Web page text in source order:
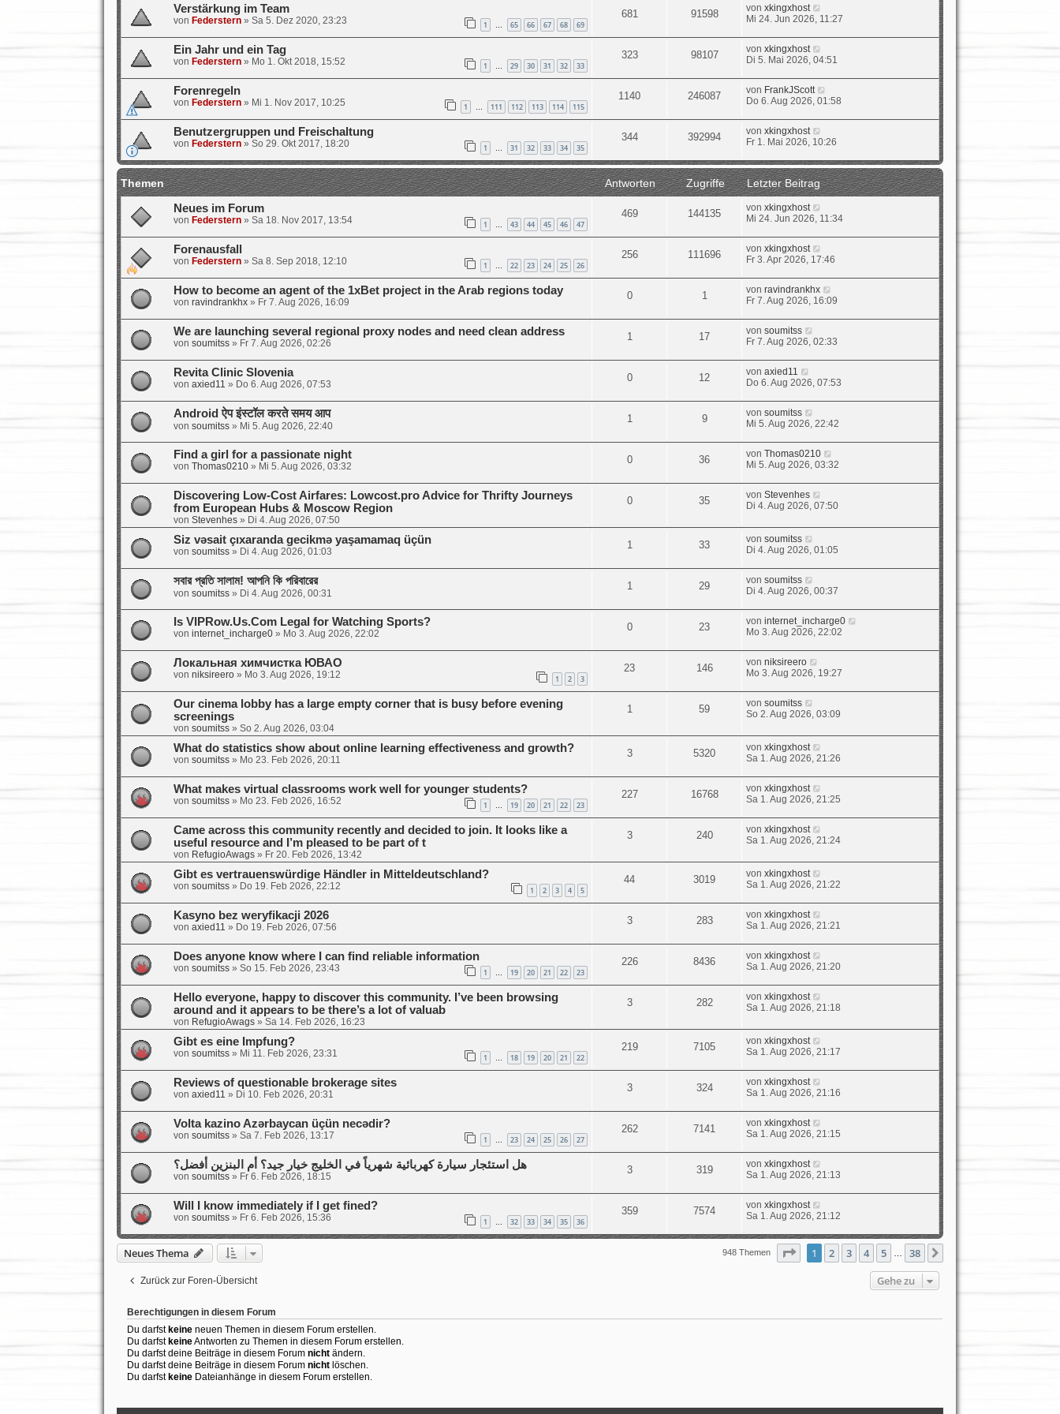
Verstärkung im Team
von Federstern» Sa 5. Dez 2020, 23:23 1 … 65 66 67 68 69
681 91598 vonxkingxhost
Mi 24. Jun 2026, 11:27
Ein Jahr und ein Tag
von Federstern» Mo 1. Okt 2018, 15:52 1 … 29 30 31 32 33
323 98107 vonxkingxhost
Di 5. Mai 2026, 04:51
Forenregeln
von Federstern» Mi 1. Nov 2017, 10:25 1 … 111 112 113 114 115
1140 246087 von FrankJScott
Do 6. Aug 2026, 01:58
Benutzergruppen und Freischaltung
von Federstern» So 29. Okt 2017, 18:20 1 … 31 32 33 34 35
344 392994 vonxkingxhost
Fr 1. Mai 2026, 10:26
Themen Antworten Zugriffe
Letzter Beitrag
Neues im Forum
von Federstern» Sa 18. Nov 2017, 13:54 1 … 43 44 45 46 47
469 144135 vonxkingxhost
Mi 24. Jun 2026, 11:34
Forenausfall
von Federstern» Sa 8. Sep 2018, 12:10 1 … 22 23 24 25 26
256 111696 vonxkingxhost
Fr 3. Apr 2026, 17:46
How to become an agent of the 1xBet project in the Arab regions today
von ravindrankhx» Fr 7. Aug 2026, 16:09
0 1 vonravindrankhx
Fr 7. Aug 2026, 16:09
We are launching several regional proxy nodes and need clean address
von soumitss» Fr 7. Aug 2026, 02:26
1 17 vonsoumitss
Fr 7. Aug 2026, 02:33
Revita Clinic Slovenia
von axied11 » Do 6. Aug 2026, 07:53
0 12 vonaxied11
Do 6. Aug 2026, 07:53
Android ऐप इंस्टॉल करते समय आप
von soumitss» Mi 5. Aug 2026, 22:40
1 9 vonsoumitss
Mi 5. Aug 2026, 22:42
Find a girl for a passionate night
von Thomas0210» Mi 5. Aug 2026, 03:32
0 36 vonThomas0210
Mi 5. Aug 2026, 03:32
Discovering Low-Cost Airfares: Lowcost.pro Advice for Thrifty Journeys
from European Hubs & Moscow Region
von Stevenhes» Di 4. Aug 2026, 07:50
0 35 vonStevenhes
Di 4. Aug 2026, 07:50
Siz vəsait çıxaranda gecikmə yaşamamaq üçün
von soumitss» Di 4. Aug 2026, 01:03
1 33 vonsoumitss
Di 4. Aug 2026, 01:05
সবার প্রতি সালাম! আপনি কি পরিবারের
von soumitss» Di 4. Aug 2026, 00:31
1 29 vonsoumitss
Di 4. Aug 2026, 00:37
Is VIPRow.Us.Com Legal for Watching Sports?
von internet_incharge0» Mo 3. Aug 2026, 22:02
0 23 voninternet_incharge0
Mo 3. Aug 2026, 22:02
Локальная химчистка ЮВАО
von niksireero» Mo 3. Aug 2026, 19:12 1 2 3
23 146 vonniksireero
Mo 3. Aug 2026, 19:27
Our cinema lobby has a large empty corner that is busy before evening
screenings
von soumitss» So 2. Aug 2026, 03:04
1 59 vonsoumitss
So 2. Aug 2026, 03:09
What do statistics show about online learning effectiveness and growth?
von soumitss» Mo 23. Feb 2026, 20:11
3 5320 vonxkingxhost
Sa 1. Aug 2026, 21:26
What makes virtual classrooms work well for younger students?
von soumitss» Mo 23. Feb 2026, 16:52 1 … 19 20 21 22 23
227 16768 vonxkingxhost
Sa 1. Aug 2026, 21:25
Came across this community recently and decided to join. It looks like a
useful resource and I’m pleased to be part of t
von RefugioAwags» Fr 20. Feb 2026, 13:42
3 240 vonxkingxhost
Sa 1. Aug 2026, 21:24
Gibt es vertrauenswürdige Händler in Mitteldeutschland?
von soumitss» Do 19. Feb 2026, 22:12 1 2 3 4 5
44 3019 vonxkingxhost
Sa 1. Aug 2026, 21:22
Kasyno bez weryfikacji 2026
von axied11 » Do 19. Feb 2026, 07:56
3 283 vonxkingxhost
Sa 1. Aug 2026, 21:21
Does anyone know where I can find reliable information
von soumitss» So 15. Feb 2026, 23:43 1 … 19 20 21 22 23
226 8436 vonxkingxhost
Sa 1. Aug 2026, 21:20
Hello everyone, happy to discover this community. I’ve been browsing
around and it appears to be there’s a lot of valuab
von RefugioAwags» Sa 14. Feb 2026, 16:23
3 282 vonxkingxhost
Sa 1. Aug 2026, 21:18
Gibt es eine Impfung?
von soumitss» Mi 11. Feb 2026, 23:31 1 … 18 19 20 21 22
219 7105 vonxkingxhost
Sa 1. Aug 2026, 21:17
Reviews of questionable brokerage sites
von axied11 » Di 10. Feb 2026, 20:31
3 324 vonxkingxhost
Sa 1. Aug 2026, 21:16
Volta kazino Azərbaycan üçün necədir?
von soumitss» Sa 7. Feb 2026, 13:17 1 … 23 24 25 26 27
262 7141 vonxkingxhost
Sa 1. Aug 2026, 21:15
هل استئجار سيارة كهربائية شهرياً في الخليج خيار جيد؟ أم البنزين أفضل؟
von soumitss» Fr 6. Feb 2026, 18:15
3 319 vonxkingxhost
Sa 1. Aug 2026, 21:13
Will I know immediately if I get fined?
von soumitss» Fr 6. Feb 2026, 15:36 1 … 32 33 34 35 36
359 7574 vonxkingxhost
Sa 1. Aug 2026, 21:12
Neues Thema 948 Themen Seite von38
1 2 3 4 5 38
Zurück zur Foren-Übersicht Gehe zu
Berechtigungen in diesem Forum
Du darfst keineneuen Themen in diesem Forum erstellen.
Du darfst keineAntworten zu Themen in diesem Forum erstellen.
Du darfst deine Beiträge in diesem Forum nichtändern.
Du darfst deine Beiträge in diesem Forum nichtlöschen.
Du darfst keineDateianhänge in diesem Forum erstellen.